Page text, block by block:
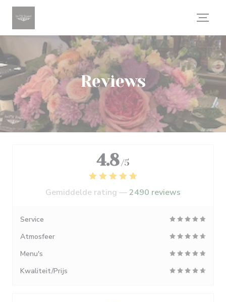
Cookies beheer paneel
Reviews
4.8 /5
Gemiddelde rating —2490 reviews
Service
Atmosfeer
Menu's
Kwaliteit/Prijs